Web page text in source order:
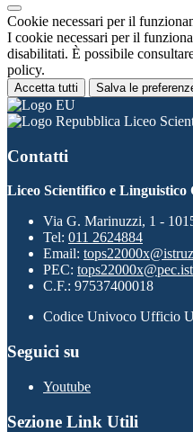
Cookie necessari per il
I cookie necessari per il
disabilitati. È possibile
policy.
Accetta tutti Salva le
Liceo
Contatti
Liceo Scientifico e
Via G. Marinuzzi, 1 -
Tel: 011 2624884
Email:
PEC:
C.F.: 97537400018
Codice Univoco Ufficio
Seguici su
Youtube
Sezione Link Utili